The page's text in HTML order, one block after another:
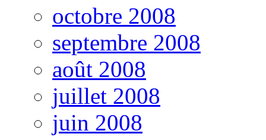
octobre 2008
septembre 2008
août 2008
juillet 2008
juin 2008